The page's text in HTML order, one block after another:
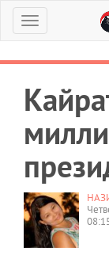
Меню